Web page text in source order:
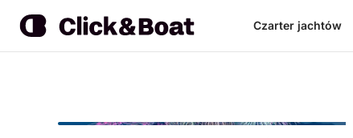
Czarter jachtów